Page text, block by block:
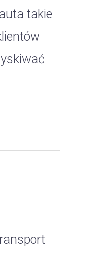
takie